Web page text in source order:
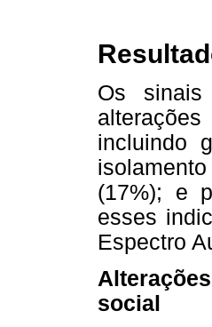
Os sinais
incluindo
(17%); e
esses
Espectro
social